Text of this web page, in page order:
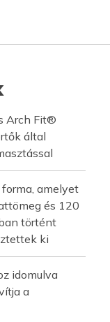
Arch Fit®
által
amelyet
és 120
történt
ki
idomulva
a